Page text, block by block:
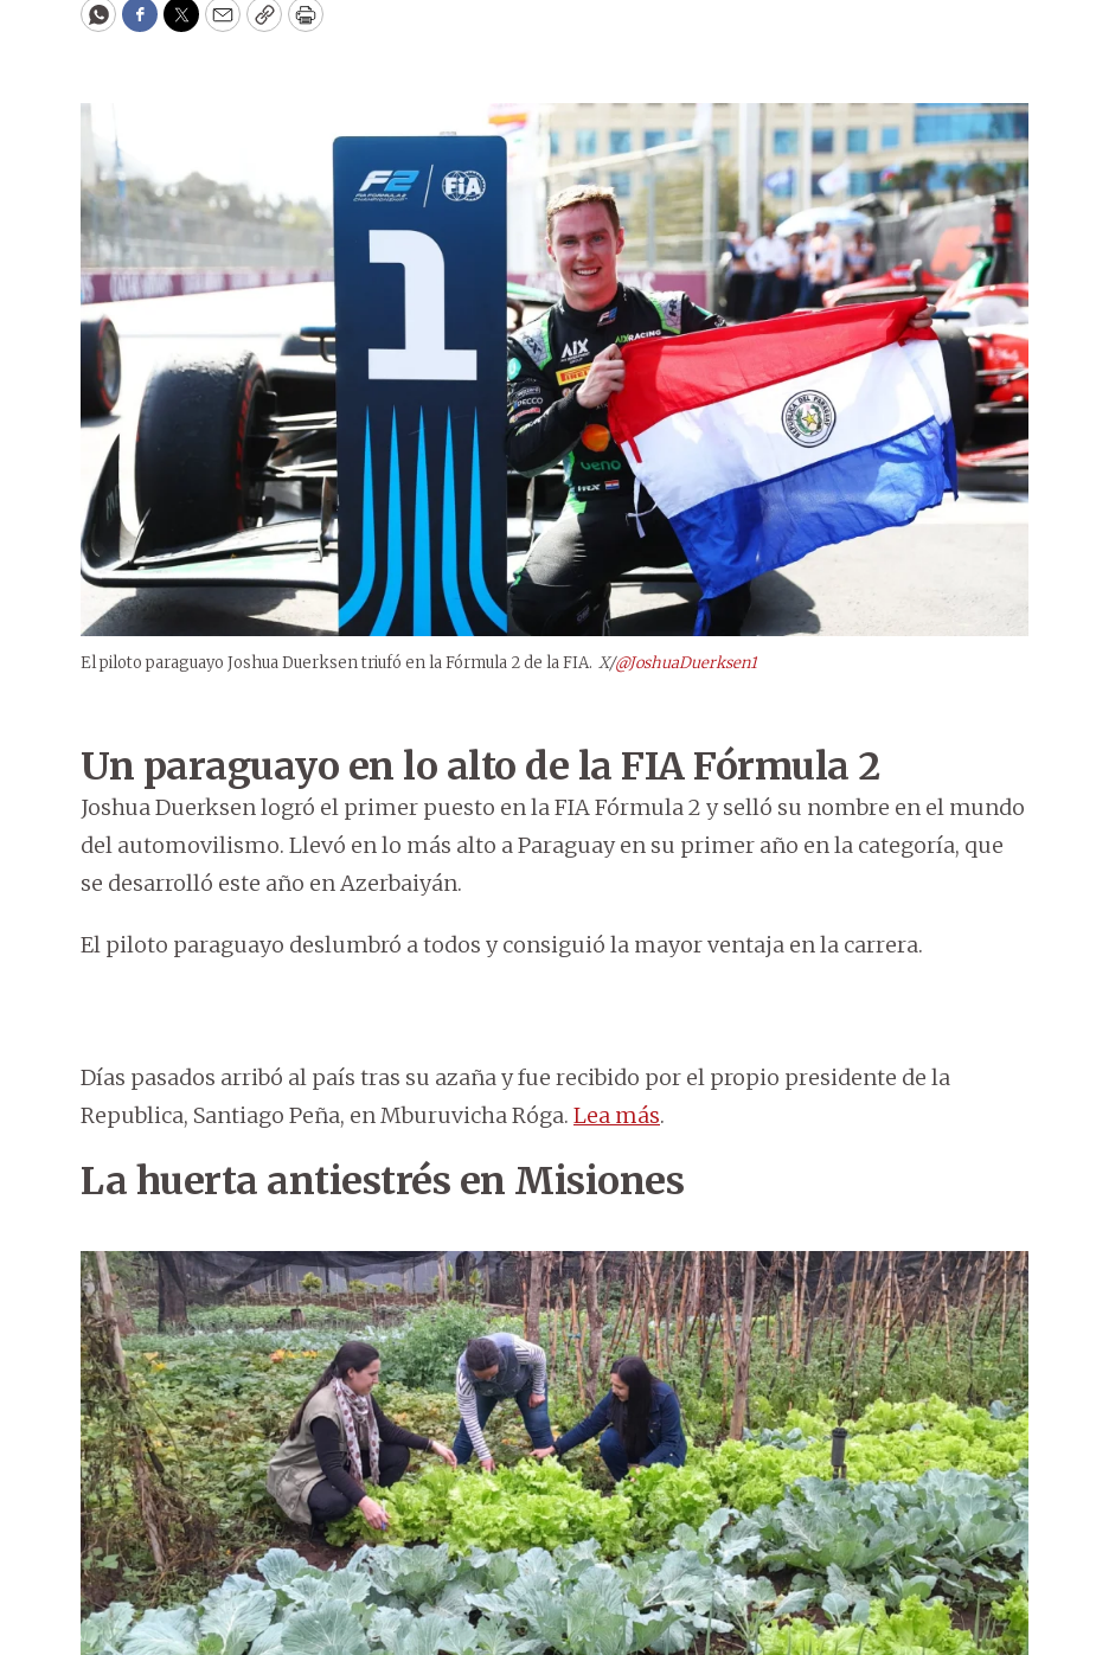
WhatsApp
Facebook
Twitter
EmailCopyPrint
El piloto paraguayo Joshua Duerksen triufó en la Fórmula 2 de la FIA. X/@JoshuaDuerksen1
Un paraguayo en lo alto de la FIA Fórmula 2
Joshua Duerksen logró el primer puesto en la FIA Fórmula 2 y selló su nombre en el mundo
del automovilismo. Llevó en lo más alto a Paraguay en su primer año en la categoría, que
se desarrolló este año en Azerbaiyán.
El piloto paraguayo deslumbró a todos y consiguió la mayor ventaja en la carrera.
Días pasados arribó al país tras su azaña y fue recibido por el propio presidente de la
Republica, Santiago Peña, en Mburuvicha Róga. Lea más.
La huerta antiestrés en Misiones